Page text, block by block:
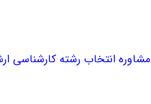
مشاوره انتخاب رشته کارشناسی